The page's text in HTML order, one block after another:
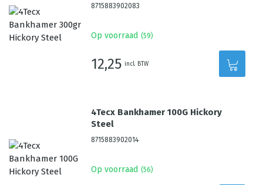
8715883902083
Op voorraad (59)
12,25 incl. BTW
4Tecx Bankhamer 100G Hickory
Steel
8715883902014
Op voorraad (56)